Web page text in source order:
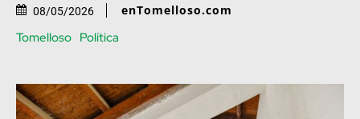
08/05/2026 enTomelloso.com
Tomelloso Política